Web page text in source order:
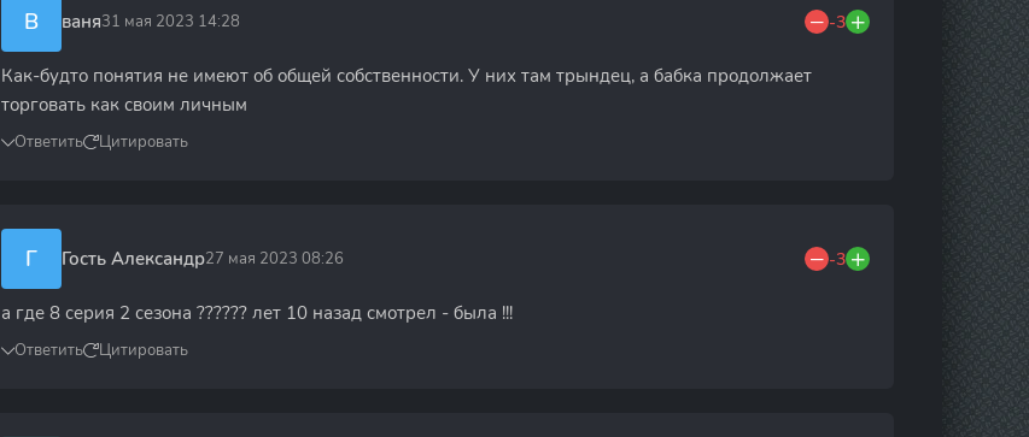
В ваня31 мая 2023 14:28 -3
Как-будто понятия не имеют об общей собственности. У них там трындец, а бабка продолжает
торговать как своим личным
Ответить Цитировать
Г Гость Александр27 мая 2023 08:26 -3
а где 8 серия 2 сезона ?????? лет 10 назад смотрел - была !!!
Ответить Цитировать